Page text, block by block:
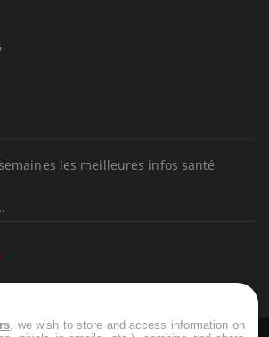
les meilleures infos santé
, we wish to store and access information on